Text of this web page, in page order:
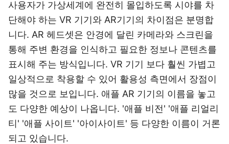
사용자가 가상세계에 완전히 몰입하도록 시야를 차
단해야 하는 VR 기기와 AR기기의 차이점은 분명합
니다. AR 헤드셋은 안경에 달린 카메라와 스크린을
통해 주변 환경을 인식하고 필요한 정보나 콘텐츠를
표시해 주는 방식입니다. VR 기기 보다 훨씬 가볍고
일상적으로 착용할 수 있어 활용성 측면에서 장점이
많을 것으로 보입니다. 애플 AR 기기의 이름을 놓고
도 다양한 예상이 나옵니다. '애플 비전' '애플 리얼리
티' '애플 사이트' '아이사이트' 등 다양한 이름이 거론
되고 있습니다.